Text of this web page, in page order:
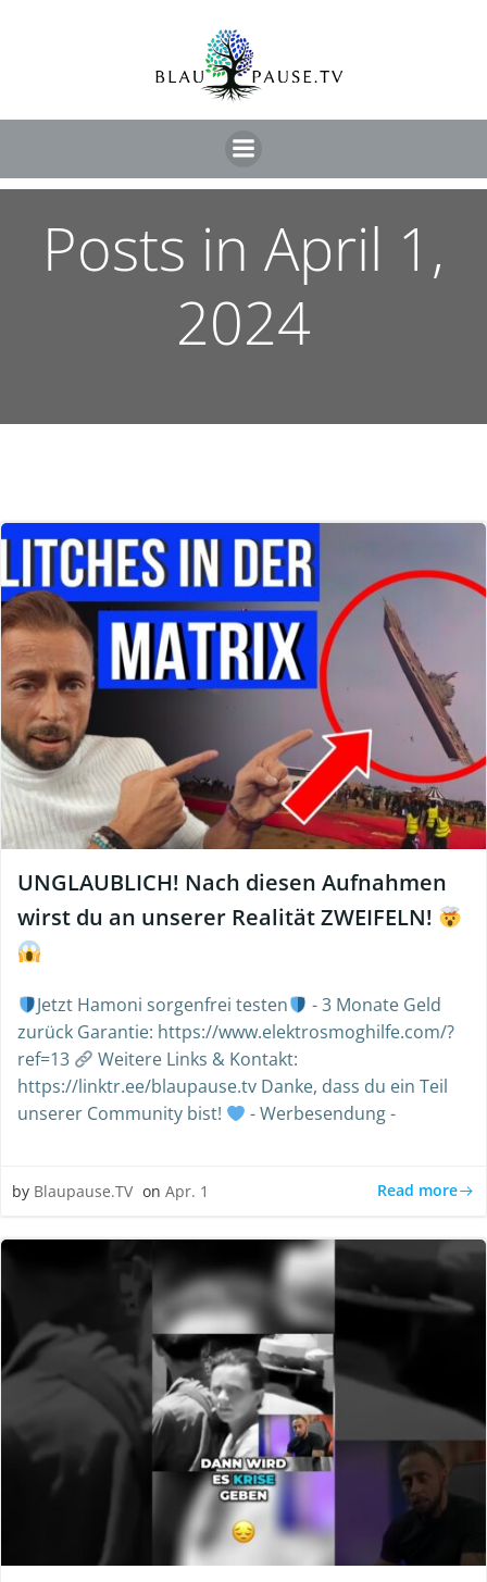
Posts in April 1,
2024
UNGLAUBLICH! Nach diesen Aufnahmen
wirst du an unserer Realität ZWEIFELN!
Jetzt Hamoni sorgenfrei testen
- 3 Monate Geld
zurück Garantie: https://www.elektrosmoghilfe.com/?
ref=13
Weitere Links & Kontakt:
https://linktr.ee/blaupause.tv Danke, dass du ein Teil
unserer Community bist!
- Werbesendung -
by Blaupause.TV on Apr. 1 Read more